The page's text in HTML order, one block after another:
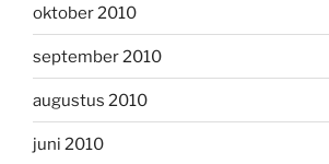
oktober 2010
september 2010
augustus 2010
juni 2010